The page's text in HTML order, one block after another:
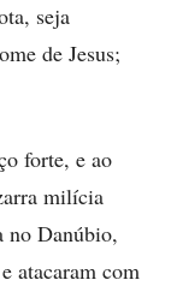
seja
de Jesus;
forte, e ao
milícia
no Danúbio,
atacaram com